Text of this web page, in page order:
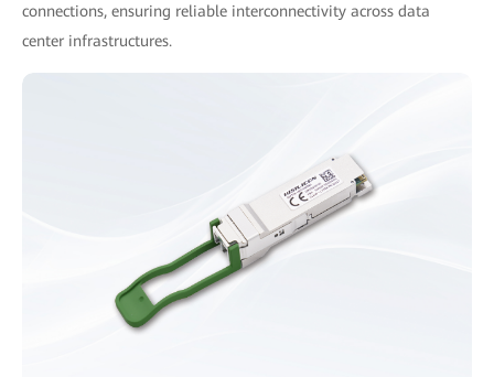
connections, ensuring reliable interconnectivity across data
center infrastructures.